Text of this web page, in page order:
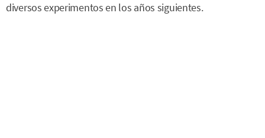
diversos experimentos en los años siguientes.